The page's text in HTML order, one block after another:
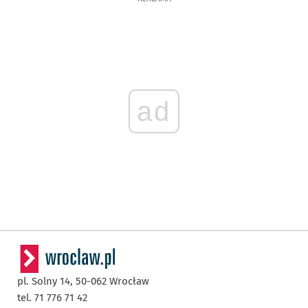
ad
pl. Solny 14, 50-062 Wrocław
tel. 71 776 71 42